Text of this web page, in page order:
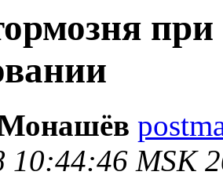
10:44:46 MSK